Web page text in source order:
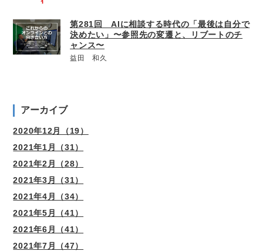
第281回 AIに相談する時代の「最後は自分で
決めたい」〜参照先の変遷と、リブートのチ
ャンス〜
益田 和久
アーカイブ
2020年12月（19）
2021年1月（31）
2021年2月（28）
2021年3月（31）
2021年4月（34）
2021年5月（41）
2021年6月（41）
2021年7月（47）